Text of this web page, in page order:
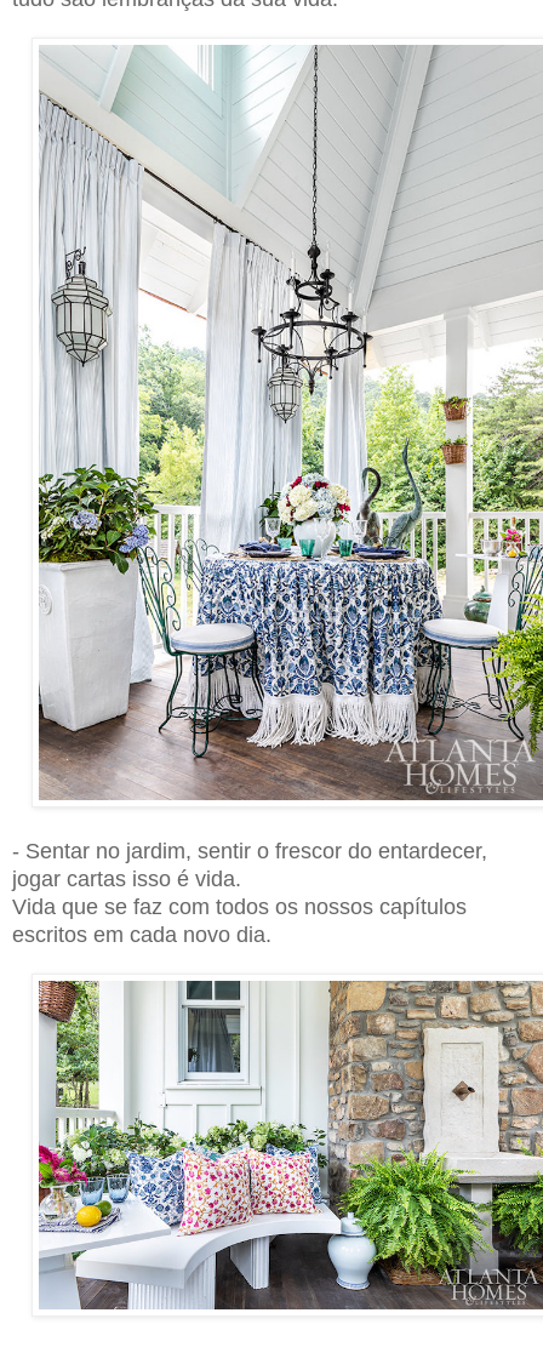
- Sentar no jardim, sentir o frescor do entardecer,
jogar cartas isso é vida.
Vida que se faz com todos os nossos capítulos
escritos em cada novo dia.